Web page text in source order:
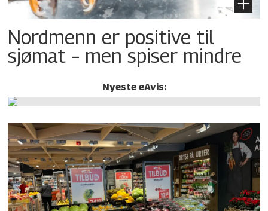
Nordmenn er positive til
sjømat – men spiser mindre
Nyeste eAvis: